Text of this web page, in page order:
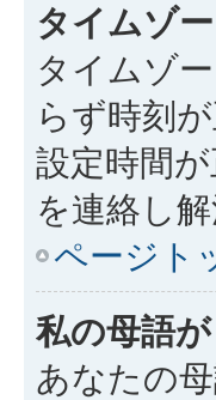
タイムゾ
タイムゾ
らず時刻
設定時間
を連絡し
ページト
私の母語
あなたの